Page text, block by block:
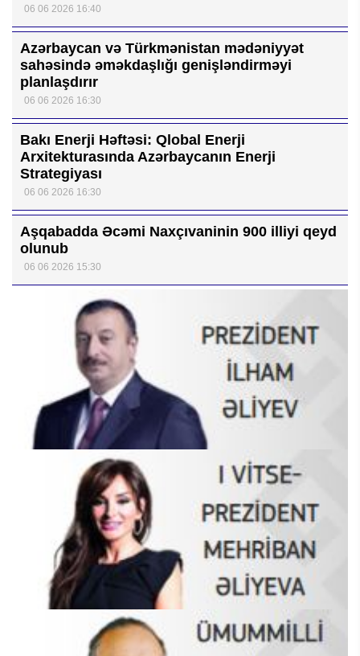
06 06 2026 16:40
Azərbaycan və Türkmənistan mədəniyyət
sahəsində əməkdaşlığı genişləndirməyi
planlaşdırır
06 06 2026 16:30
Bakı Enerji Həftəsi: Qlobal Enerji
Arxitekturasında Azərbaycanın Enerji
Strategiyası
06 06 2026 16:30
Aşqabadda Əcəmi Naxçıvaninin 900 illiyi qeyd
olunub
06 06 2026 15:30